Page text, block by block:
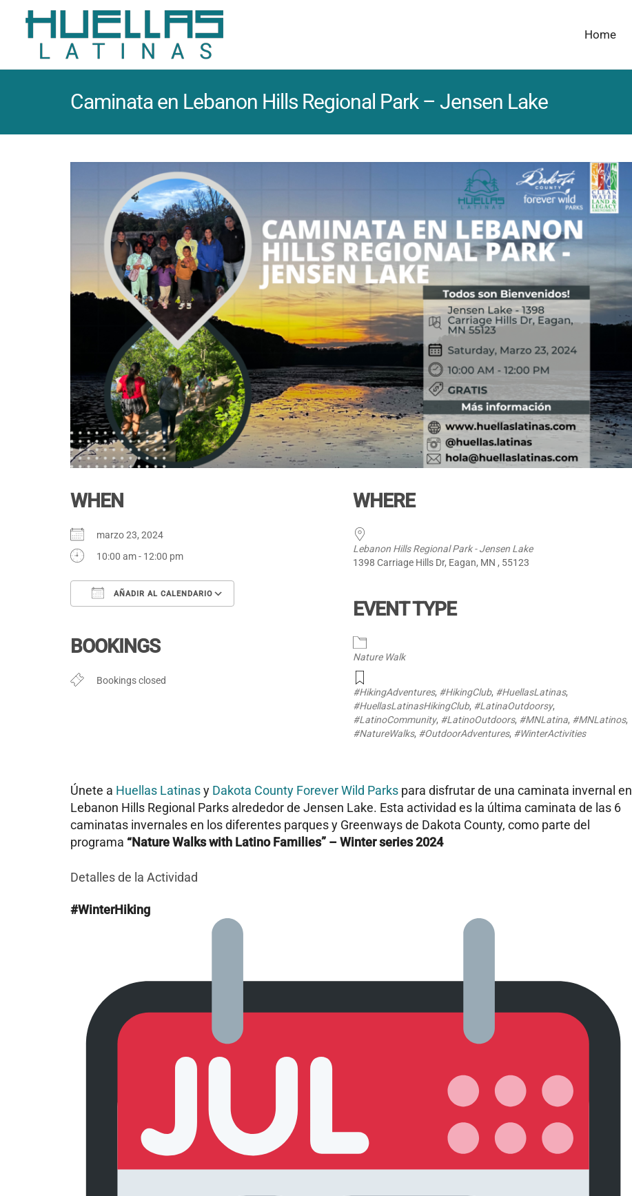
Home
Caminata en Lebanon Hills Regional Park – Jensen Lake
WHEN
marzo 23, 2024
10:00 am - 12:00 pm
AÑADIR AL CALENDARIO
iCalendar
BOOKINGS
Bookings closed
WHERE
Lebanon Hills Regional Park - Jensen Lake
1398 Carriage Hills Dr, Eagan, MN , 55123
EVENT TYPE
Nature Walk
#HikingAdventures, #HikingClub, #HuellasLatinas,
#HuellasLatinasHikingClub, #LatinaOutdoorsy,
#LatinoCommunity, #LatinoOutdoors, #MNLatina, #MNLatinos,
#NatureWalks, #OutdoorAdventures, #WinterActivities
Únete a Huellas Latinasy Dakota County Forever Wild Parks para disfrutar de una caminata invernal en
Lebanon Hills Regional Parks alrededor de Jensen Lake. Esta actividad es la última caminata de las 6
caminatas invernales en los diferentes parques y Greenways de Dakota County, como parte del
programa “Nature Walks with Latino Families” – Winter series 2024
Detalles de la Actividad
#WinterHiking